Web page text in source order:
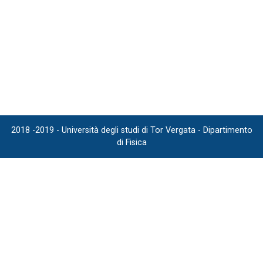
2018 -2019 - Università degli studi di Tor Vergata - Dipartimento
di Fisica